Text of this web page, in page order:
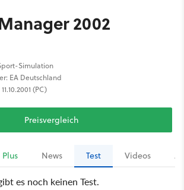
2002
Simulation
EA Deutschland
(PC)
Preisvergleich
Plus News Test Videos
es noch keinen Test.